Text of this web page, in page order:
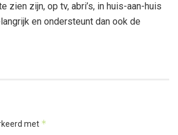
zijn, op tv, abri’s, in huis-aan-huis
en ondersteunt dan ook de
met *